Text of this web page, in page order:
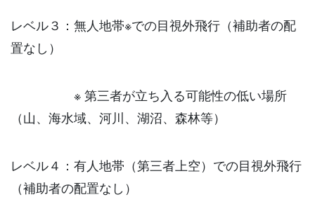
レベル３：無人地帯※での目視外飛行（補助者の配
置なし）
※ 第三者が立ち入る可能性の低い場所
（山、海水域、河川、湖沼、森林等）
レベル４：有人地帯（第三者上空）での目視外飛行
（補助者の配置なし）